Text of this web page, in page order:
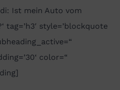
Ist mein Auto vom
tag=’h3′ style=’blockquote
color=“